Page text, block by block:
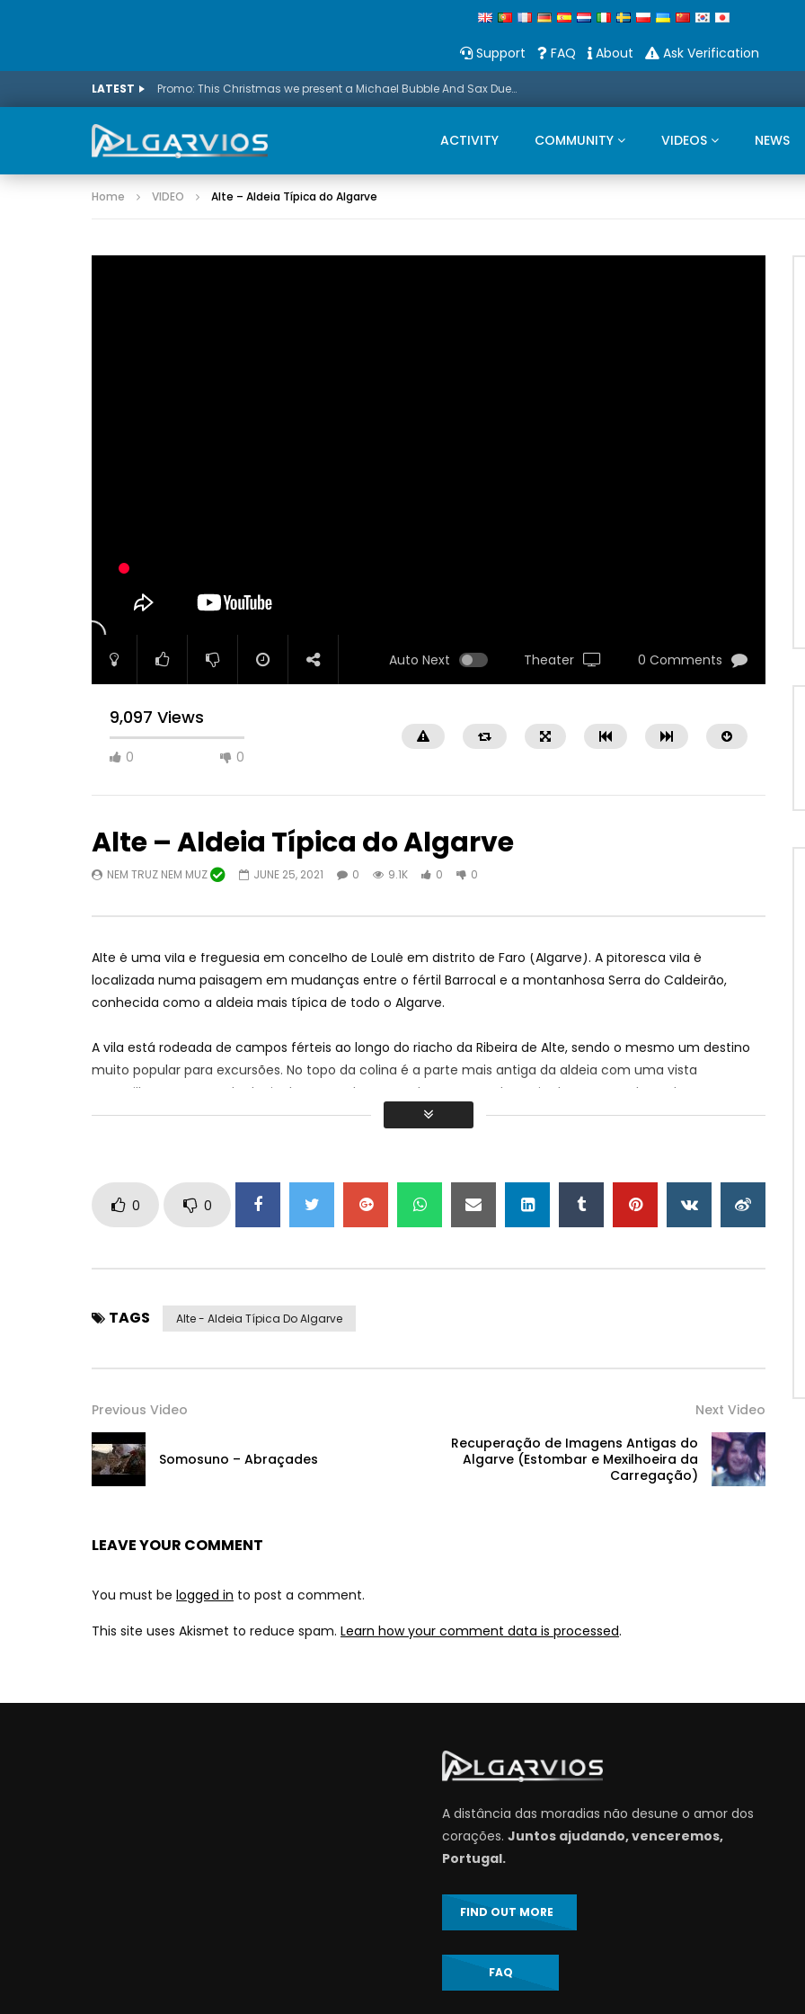
Support FAQ About Ask Verification
LATEST Promo: This Christmas we present a Michael Bubble And Sax Duets
ACTIVITY COMMUNITY VIDEOS NEWS
Home VIDEO Alte – Aldeia Típica do Algarve
Auto Next Theater 0 Comments
9,097 Views
0 0
10:31
Alta Mora (Castro Marim)
CONCELHO DE LAGOA
FEBRUARY 6, 2023
46:56
JANUARY 31, 2023
0
12.4K
30:40
despique no Baixo Alentejo
NEM TRUZ NEM MUZ
Alte – Aldeia Típica do Algarve
NEM TRUZ NEM MUZ JUNE 25, 2021 0 9.1K 0 0
Alte é uma vila e freguesia em concelho de Loulé em distrito de Faro (Algarve). A pitoresca vila é
localizada numa paisagem em mudanças entre o fértil Barrocal e a montanhosa Serra do Caldeirão,
conhecida como a aldeia mais típica de todo o Algarve.
A vila está rodeada de campos férteis ao longo do riacho da Ribeira de Alte, sendo o mesmo um destino
muito popular para excursões. No topo da colina é a parte mais antiga da aldeia com uma vista
maravilhosa para o vale do riacho, estando agrupada em torno da Igreja da Nossa Senhora da Assunção,
tendo a mesma uma entrada notável ao Estilo Manuelino. O arquitetura dos edifícios circundantes é
O vale abaixo da Ribeira de Alte é sustentado por duas fontes, a Fonte Pequena e a Fonte Grande, e a bela
região circundante com vários restaurantes, um palco ao ar livre e uma belíssima zona de passeio
apenas para fazer um harmonioso passeio. Podemos também encontrar um monumento em honra do
0 0
TAGS Alte - Aldeia Típica Do Algarve
Previous Video
Somosuno – Abraçades
Next Video
Recuperação de Imagens Antigas do
Algarve (Estombar e Mexilhoeira da
Carregação)
LEAVE YOUR COMMENT
You must be logged in to post a comment.
This site uses Akismet to reduce spam. Learn how your comment data is processed.
A distância das moradias não desune o amor dos
corações. Juntos ajudando, venceremos,
Portugal.
FIND OUT MORE
FAQ